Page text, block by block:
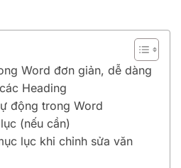
Word đơn giản, dễ dàng
Heading
động trong Word
(nếu cần)
lục khi chỉnh sửa văn